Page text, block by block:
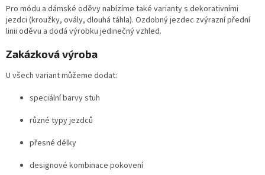
Pro módu a dámské oděvy nabízíme také varianty s dekorativními
jezdci (kroužky, ovály, dlouhá táhla). Ozdobný jezdec zvýrazní přední
linii oděvu a dodá výrobku jedinečný vzhled.
Zakázková výroba
U všech variant můžeme dodat:
speciální barvy stuh
různé typy jezdců
přesné délky
designové kombinace pokovení